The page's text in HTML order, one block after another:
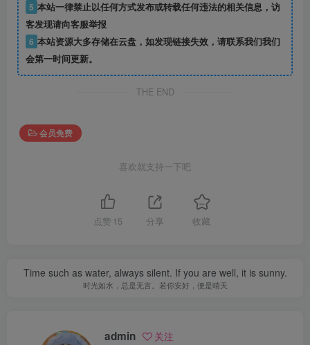
5 本站一律禁止以任何方式发布或转载任何违法的相关信息，访
客发现请向客服举报
6 本站资源大多存储在云盘，如发现链接失效，请联系我们我们
会第一时间更新。
THE END
会员免费
喜欢就支持一下吧
点赞 15 分享 收藏
Time such as water, always silent. If you are well, it is sunny.
时光如水，总是无言。若你安好，便是晴天
admin 关注